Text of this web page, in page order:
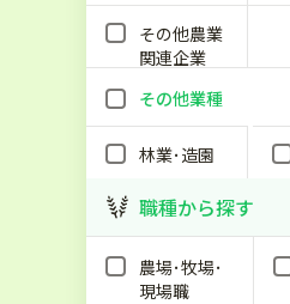
その他農業
関連企業
その他業種
林業･造園
職種から探す
農場･牧場･
現場職